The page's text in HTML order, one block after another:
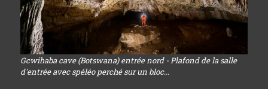
Gcwihaba cave (Botswana) entrée nord - Plafond de la salle
d'entrée avec spéléo perché sur un bloc...